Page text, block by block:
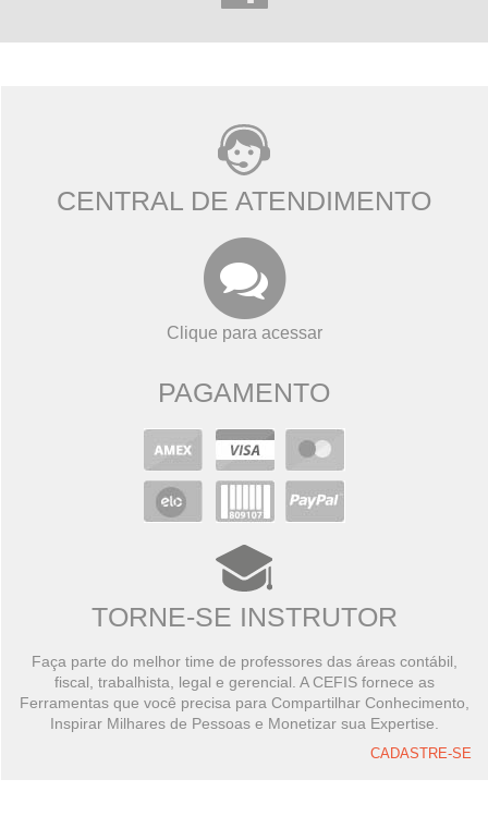
CENTRAL DE ATENDIMENTO
Clique para acessar
PAGAMENTO
TORNE-SE INSTRUTOR
Faça parte do melhor time de professores das áreas contábil,
fiscal, trabalhista, legal e gerencial. A CEFIS fornece as
Ferramentas que você precisa para Compartilhar Conhecimento,
Inspirar Milhares de Pessoas e Monetizar sua Expertise.
CADASTRE-SE